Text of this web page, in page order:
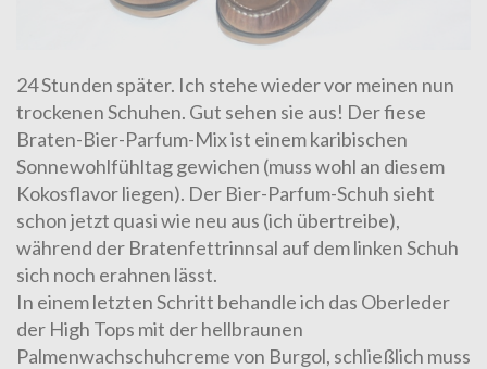
24 Stunden später. Ich stehe wieder vor meinen nun
trockenen Schuhen. Gut sehen sie aus! Der fiese
Braten-Bier-Parfum-Mix ist einem karibischen
Sonnewohlfühltag gewichen (muss wohl an diesem
Kokosflavor liegen). Der Bier-Parfum-Schuh sieht
schon jetzt quasi wie neu aus (ich übertreibe),
während der Bratenfettrinnsal auf dem linken Schuh
sich noch erahnen lässt.
In einem letzten Schritt behandle ich das Oberleder
der High Tops mit der hellbraunen
Palmenwachschuhcreme von Burgol, schließlich muss